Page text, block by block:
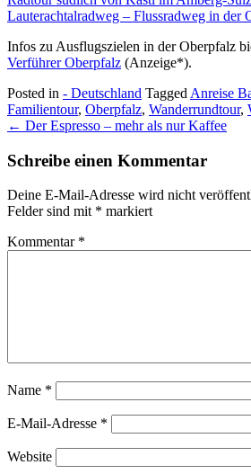
Lauterachtalradweg – Flussradweg in der
Infos zu Ausflugszielen in der Oberpfalz
Verführer Oberpfalz (Anzeige*).
Posted in - Deutschland Tagged Anreise
Familientour, Oberpfalz, Wanderrundtour,
Post
← Der Espresso – mehr als nur Kaffee
Schreibe einen Kommentar
Deine E-Mail-Adresse wird nicht
Felder sind mit * markiert
Kommentar *
Name *
E-Mail-Adresse *
Website